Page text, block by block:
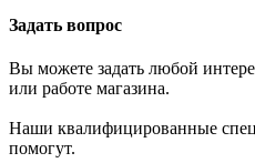
Задать вопрос
Вы можете задать любой
или работе магазина.
Наши квалифицированные
помогут.